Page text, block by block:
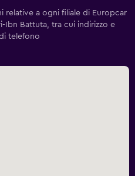
relative a ogni filiale di Europcar
Ibn Battuta, tra cui indirizzo e
telefono